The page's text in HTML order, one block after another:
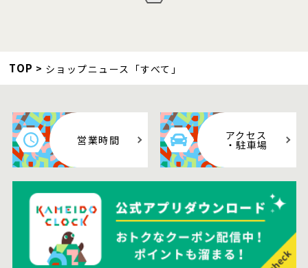
TOP ショップニュース「すべて」
営業時間 アクセス
・駐車場